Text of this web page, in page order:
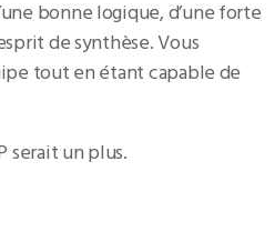
bonne logique, d’une forte
de synthèse. Vous
tout en étant capable de
serait un plus.